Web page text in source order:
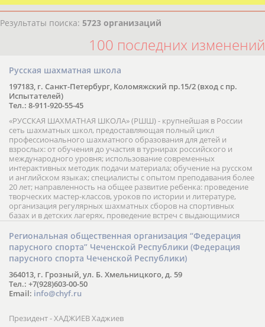
Результаты поиска: 5723 организаций
100 последних изменений
Русская шахматная школа
197183, г. Санкт-Петербург, Коломяжский пр.15/2 (вход с пр.
Испытателей)
Тел.: 8-911-920-55-45
«РУССКАЯ ШАХМАТНАЯ ШКОЛА» (РШШ) - крупнейшая в России
сеть шахматных школ, предоставляющая полный цикл
профессионального шахматного образования для детей и
взрослых: от обучения до участия в турнирах российского и
международного уровня; использование современных
интерактивных методик подачи материала; обучение на русском
и английском языках; специалисты с опытом преподавания более
20 лет; направленность на общее развитие ребенка: проведение
творческих мастер-классов, уроков по истории и литературе,
организация регулярных шахматных сборов на спортивных
базах и в детских лагерях, проведение встреч с выдающимися
шахматистами; корпоративное обучение; онлайн обучение в
форме вебинаров и индивидуальных занятий, круглые столы
российских и международных тренеров, организация фестивалей;
онлайн трансляция мероприятий и турниров.
Региональная общественная организация “Федерация
парусного спорта” Чеченской Республики (Федерация
парусного спорта Чеченской Республики)
364013, г. Грозный, ул. Б. Хмельницкого, д. 59
Тел.: +7(928)603-00-50
Email: info@chyf.ru
Президент - ХАДЖИЕВ Хаджиев